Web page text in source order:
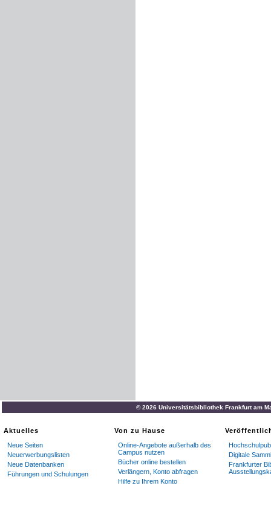
© 2026 Universitätsbibliothek Frankfurt am
Aktuelles
Neue Seiten
Neuerwerbungslisten
Neue Datenbanken
Führungen und Schulungen
Von zu Hause
Online-Angebote außerhalb des
Campus nutzen
Bücher online bestellen
Verlängern, Konto abfragen
Hilfe zu Ihrem Konto
Digitale
Frankfurter